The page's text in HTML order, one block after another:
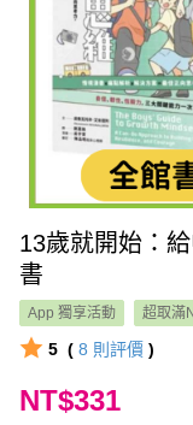
13歲就開始：
書
App 獨享活動 超取滿
5 ( 8 則評價 )
NT$331